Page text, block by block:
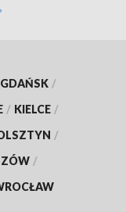
GDAŃSK /
/ KIELCE /
/
/